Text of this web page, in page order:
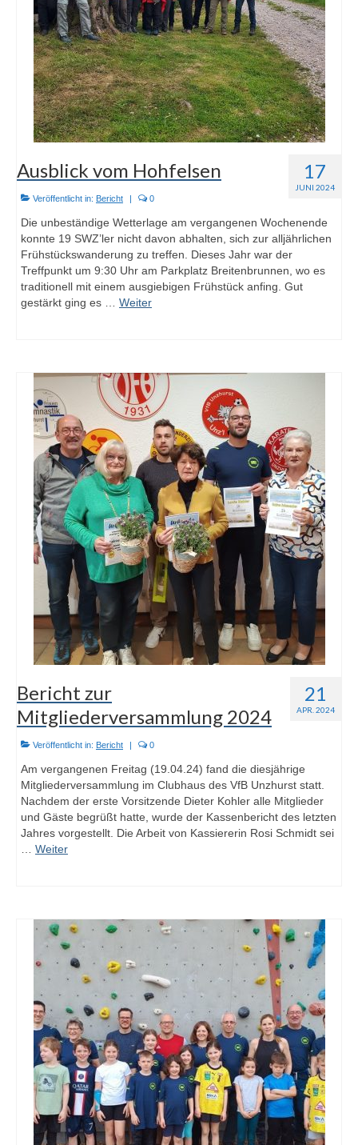
17
JUNI 2024
Ausblick vom Hohfelsen
Veröffentlicht in: Bericht 0
Die unbeständige Wetterlage am vergangenen Wochenende
konnte 19 SWZ’ler nicht davon abhalten, sich zur alljährlichen
Frühstückswanderung zu treffen. Dieses Jahr war der
Treffpunkt um 9:30 Uhr am Parkplatz Breitenbrunnen, wo es
traditionell mit einem ausgiebigen Frühstück anfing. Gut
gestärkt ging es … Weiter
21
APR. 2024
Bericht zur
Mitgliederversammlung 2024
Veröffentlicht in: Bericht 0
Am vergangenen Freitag (19.04.24) fand die diesjährige
Mitgliederversammlung im Clubhaus des VfB Unzhurst statt.
Nachdem der erste Vorsitzende Dieter Kohler alle Mitglieder
und Gäste begrüßt hatte, wurde der Kassenbericht des letzten
Jahres vorgestellt. Die Arbeit von Kassiererin Rosi Schmidt sei
… Weiter